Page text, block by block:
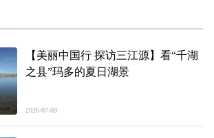
【美丽中国行 探访三江源】看“千湖
之县”玛多的夏日湖景
2026-07-09